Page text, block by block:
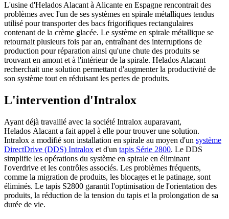
L'usine d'Helados Alacant à Alicante en Espagne rencontrait des
problèmes avec l'un de ses systèmes en spirale métalliques tendus
utilisé pour transporter des bacs frigorifiques rectangulaires
contenant de la crème glacée. Le système en spirale métallique se
retournait plusieurs fois par an, entraînant des interruptions de
production pour réparation ainsi qu'une chute des produits se
trouvant en amont et à l'intérieur de la spirale. Helados Alacant
recherchait une solution permettant d'augmenter la productivité de
son système tout en réduisant les pertes de produits.
L'intervention d'Intralox
Ayant déjà travaillé avec la société Intralox auparavant,
Helados Alacant a fait appel à elle pour trouver une solution.
Intralox a modifié son installation en spirale au moyen d'un système
DirectDrive (DDS) Intralox et d'un tapis Série 2800. Le DDS
simplifie les opérations du système en spirale en éliminant
l'overdrive et les contrôles associés. Les problèmes fréquents,
comme la migration de produits, les blocages et le patinage, sont
éliminés. Le tapis S2800 garantit l'optimisation de l'orientation des
produits, la réduction de la tension du tapis et la prolongation de sa
durée de vie.